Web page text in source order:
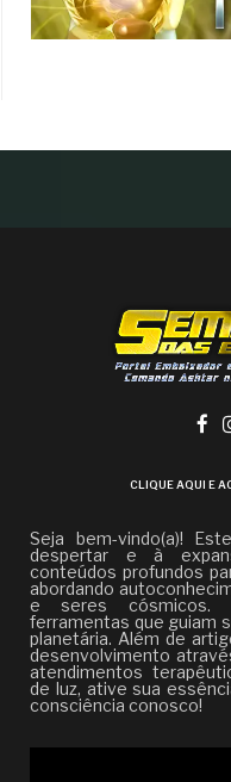
CLIQUE AQUI E
Seja bem-vindo(a)!
despertar e à
conteúdos profundos
abordando
e seres cósmicos.
ferramentas que guiam
planetária. Além de
desenvolvimento
atendimentos
de luz, ative sua
consciência conosco!